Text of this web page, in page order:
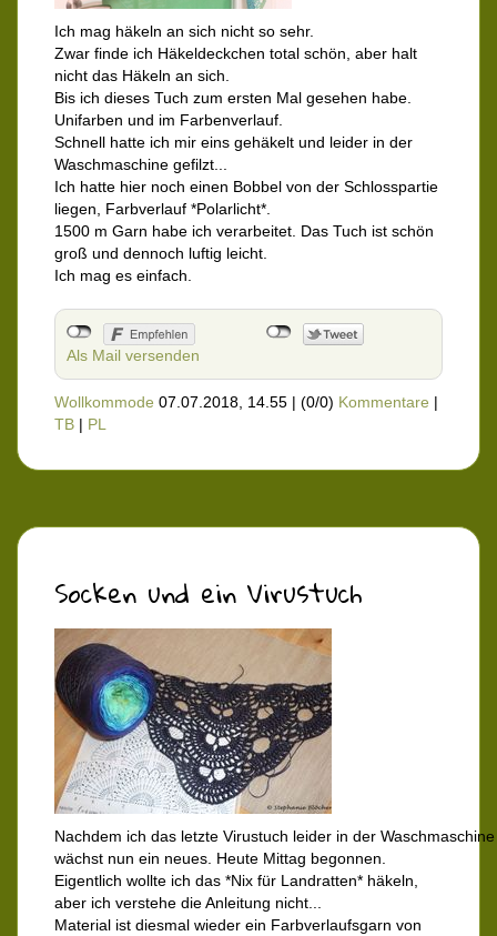
Ich mag häkeln an sich nicht so sehr.
Zwar finde ich Häkeldeckchen total schön, aber halt
nicht das Häkeln an sich.
Bis ich dieses Tuch zum ersten Mal gesehen habe.
Unifarben und im Farbenverlauf.
Schnell hatte ich mir eins gehäkelt und leider in der
Waschmaschine gefilzt...
Ich hatte hier noch einen Bobbel von der Schlosspartie
liegen, Farbverlauf *Polarlicht*.
1500 m Garn habe ich verarbeitet. Das Tuch ist schön
groß und dennoch luftig leicht.
Ich mag es einfach.
Als Mail versenden
Wollkommode 07.07.2018, 14.55 | (0/0) Kommentare |
TB | PL
Socken und ein Virustuch
Nachdem ich das letzte Virustuch leider in der
wächst nun ein neues. Heute Mittag begonnen.
Eigentlich wollte ich das *Nix für Landratten* häkeln,
aber ich verstehe die Anleitung nicht...
Material ist diesmal wieder ein Farbverlaufsgarn von